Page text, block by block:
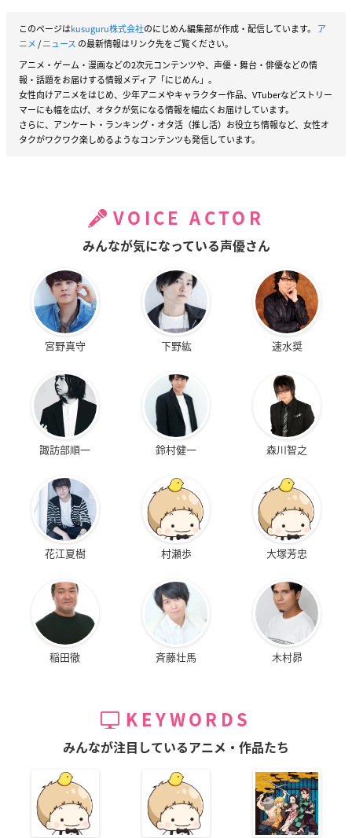
このページはkusuguru株式会社のにじめん編集部が作成・配信しています。 ア
ニメ/ニュース の最新情報はリンク先をご覧ください。
アニメ・ゲーム・漫画などの2次元コンテンツや、声優・舞台・俳優などの情
報・話題をお届けする情報メディア「にじめん」。
女性向けアニメをはじめ、少年アニメやキャラクター作品、VTuberなどストリー
マーにも幅を広げ、オタクが気になる情報を幅広くお届けしています。
さらに、アンケート・ランキング・オタ活（推し活）お役立ち情報など、女性オ
タクがワクワク楽しめるようなコンテンツも発信しています。
VOICE ACTOR
みんなが気になっている声優さん
宮野真守 下野紘 速水奨
諏訪部順一 鈴村健一 森川智之
花江夏樹 村瀬歩 大塚芳忠
稲田徹 斉藤壮馬 木村昴
KEYWORDS
みんなが注目しているアニメ・作品たち